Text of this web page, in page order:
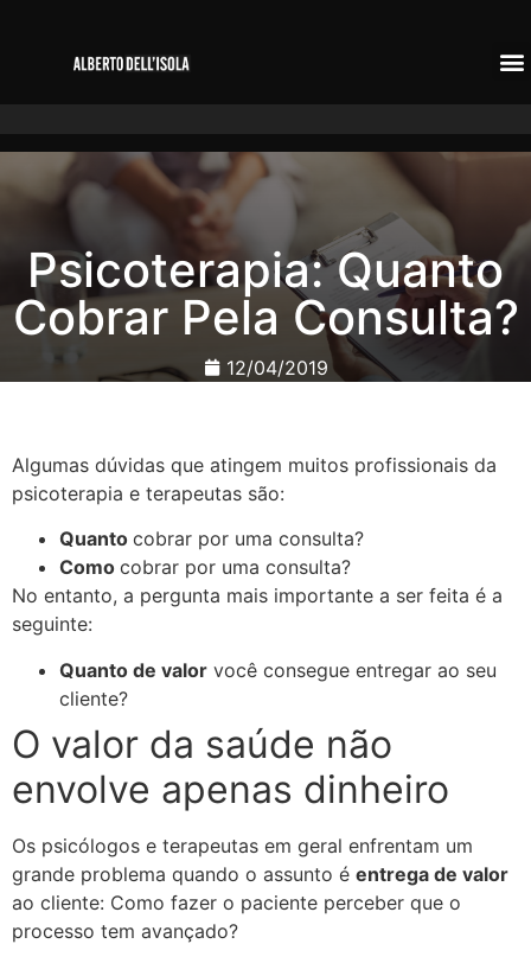
Psicoterapia: Quanto
Cobrar Pela Consulta?
12/04/2019
Algumas dúvidas que atingem muitos profissionais da
psicoterapia e terapeutas são:
Quanto cobrar por uma consulta?
Como cobrar por uma consulta?
No entanto, a pergunta mais importante a ser feita é a
seguinte:
Quanto de valor você consegue entregar ao seu
cliente?
O valor da saúde não
envolve apenas dinheiro
Os psicólogos e terapeutas em geral enfrentam um
grande problema quando o assunto é entrega de valor
ao cliente: Como fazer o paciente perceber que o
processo tem avançado?